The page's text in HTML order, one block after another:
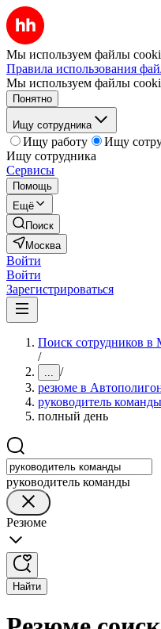
Мы используем файлы
Правила использования
Мы используем файлы
Понятно
Ищу сотрудника
Ищу работу
Ищу
Ищу сотрудника
Сервисы
Помощь
Ещё
Поиск
Москва
Войти
Войти
Зарегистрироваться
Поиск сотрудников в
/
... /
резюме в
руководитель команды
полный день
руководитель команды
Резюме
Найти